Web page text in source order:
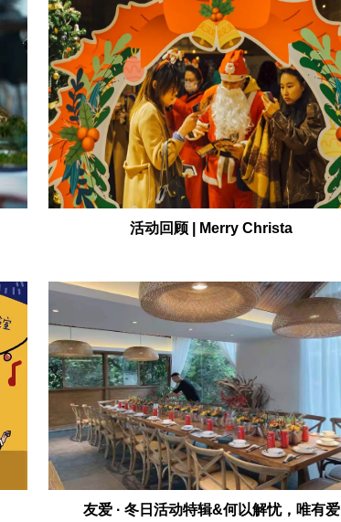
活动回顾 | Merry Christa
友爱 · 冬日活动特辑&何以解忧，唯有爱